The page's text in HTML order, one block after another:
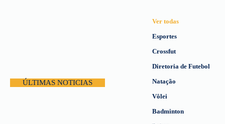
ÚLTIMAS NOTICIAS
Ver todas
Esportes
Crossfut
Diretoria de Futebol
Natação
Vôlei
Badminton